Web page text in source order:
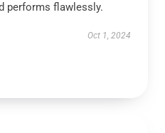
performs flawlessly.
Oct 1, 2024